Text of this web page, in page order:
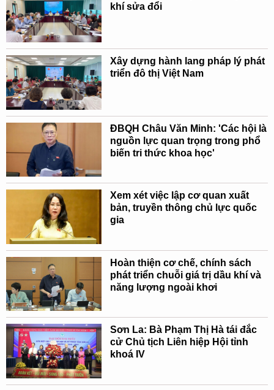
khí sửa đổi
Xây dựng hành lang pháp lý phát
triển đô thị Việt Nam
ĐBQH Châu Văn Minh: 'Các hội là
nguồn lực quan trọng trong phổ
biến tri thức khoa học'
Xem xét việc lập cơ quan xuất
bản, truyền thông chủ lực quốc
gia
Hoàn thiện cơ chế, chính sách
phát triển chuỗi giá trị dầu khí và
năng lượng ngoài khơi
Sơn La: Bà Phạm Thị Hà tái đắc
cử Chủ tịch Liên hiệp Hội tỉnh
khoá IV